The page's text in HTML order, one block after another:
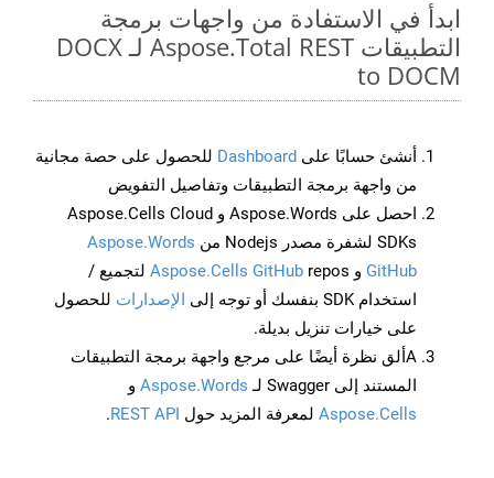
ابدأ في الاستفادة من واجهات برمجة
التطبيقات Aspose.Total REST لـ DOCX
to DOCM
أنشئ حسابًا على Dashboard للحصول على حصة مجانية
من واجهة برمجة التطبيقات وتفاصيل التفويض
احصل على Aspose.Words و Aspose.Cells Cloud
SDKs لشفرة مصدر Nodejs من
Aspose.Words
GitHub و Aspose.Cells GitHub repos لتجميع /
استخدام SDK بنفسك أو توجه إلى
الإصدارات للحصول
على خيارات تنزيل بديلة.
Aألق نظرة أيضًا على مرجع واجهة برمجة التطبيقات
المستند إلى Swagger لـ
Aspose.Words و
Aspose.Cells لمعرفة المزيد حول REST API
.